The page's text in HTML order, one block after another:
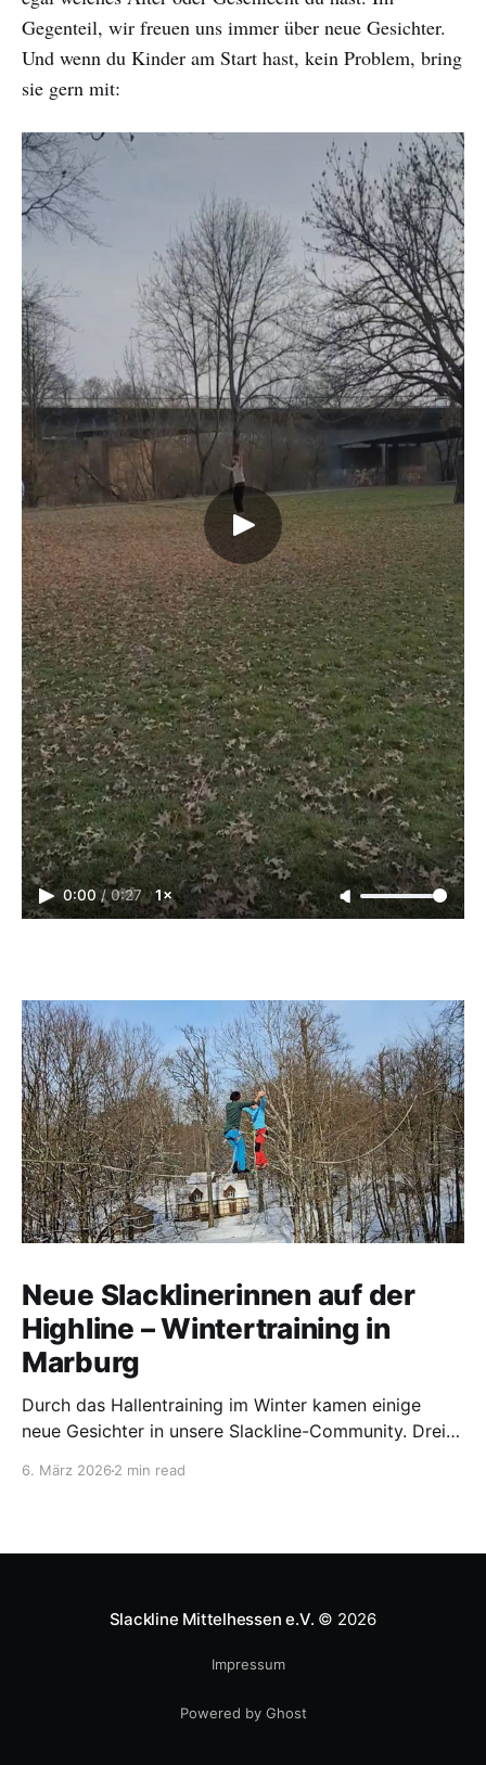
Gegenteil, wir freuen uns immer über neue Gesichter.
Und wenn du Kinder am Start hast, kein Problem, bring
sie gern mit:
0:00 / 0:27 1×
Neue Slacklinerinnen auf der
Highline – Wintertraining in
Marburg
Durch das Hallentraining im Winter kamen einige
neue Gesichter in unsere Slackline-Community. Drei
6. März 2026 2 min read
Slackline Mittelhessen e.V. © 2026
Impressum
Powered by Ghost